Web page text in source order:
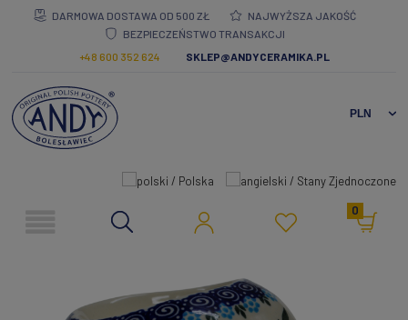
DARMOWA DOSTAWA OD 500 ZŁ
NAJWYŻSZA JAKOŚĆ
BEZPIECZEŃSTWO TRANSAKCJI
+48 600 352 624
SKLEP@ANDYCERAMIKA.PL
0